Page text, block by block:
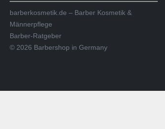
barberkosmetik.de – Barber Kosmetik &
Männerpflege
Barber-Ratgeber
© 2026 Barbershop in Germany